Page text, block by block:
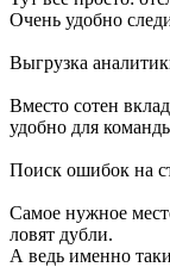
Очень удобно
Выгрузка
Вместо сотен
удобно для
Поиск ошибок на
Самое нужное
ловят дубли.
А ведь именно